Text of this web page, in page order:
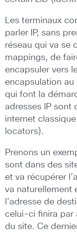
Les terminaux
parler IP, sans
réseau qui va se
mappings, de
encapsuler vers
encapsulation au
qui font la
adresses IP sont
internet
locators).
Prenons un
sont dans des
et va récupérer
va naturellement
l’adresse de
celui-ci finira par
du site. Ce